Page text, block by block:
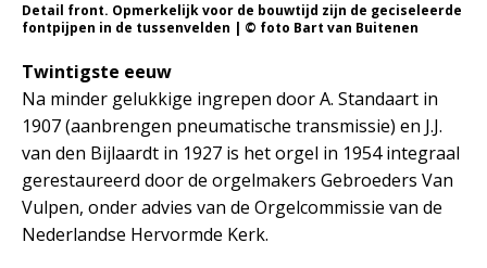
Detail front. Opmerkelijk voor de bouwtijd zijn de geciseleerde
fontpijpen in de tussenvelden | © foto Bart van Buitenen
Twintigste eeuw
Na minder gelukkige ingrepen door A. Standaart in
1907 (aanbrengen pneumatische transmissie) en J.J.
van den Bijlaardt in 1927 is het orgel in 1954 integraal
gerestaureerd door de orgelmakers Gebroeders Van
Vulpen, onder advies van de Orgelcommissie van de
Nederlandse Hervormde Kerk.